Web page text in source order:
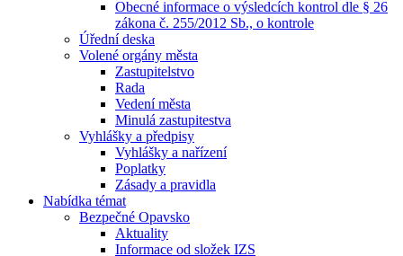
Obecné informace o výsledcích kontrol dle § 26
zákona č. 255/2012 Sb., o kontrole
Úřední deska
Volené orgány města
Zastupitelstvo
Rada
Vedení města
Minulá zastupitestva
Vyhlášky a předpisy
Vyhlášky a nařízení
Poplatky
Zásady a pravidla
Nabídka témat
Bezpečné Opavsko
Aktuality
Informace od složek IZS